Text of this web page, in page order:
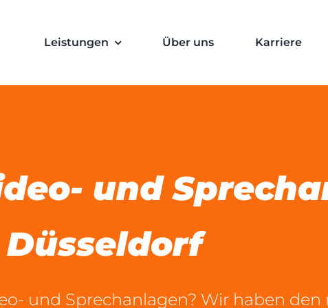
Leistungen Über uns Karriere
und
Düsseldorf
und Sprechanlagen? Wir haben